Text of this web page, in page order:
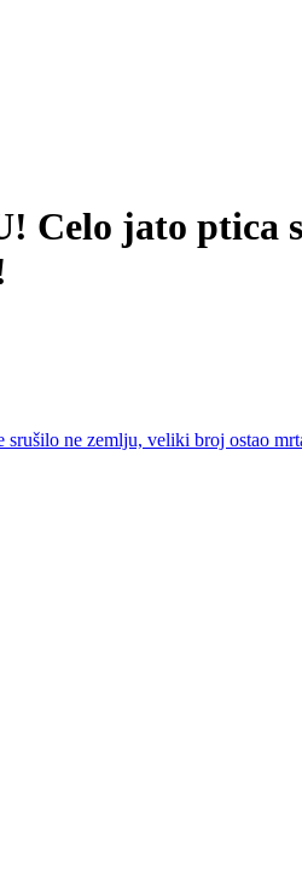
Celo jato ptica